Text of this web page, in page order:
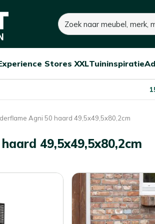
Kees
Tuinmeubelen
Zoeken
Open/sluit
Stores XXL
Open/
Tuininspiratie
Agni 50 haard 49,5x49,5x80,2cm
49,5x49,5x80,2cm